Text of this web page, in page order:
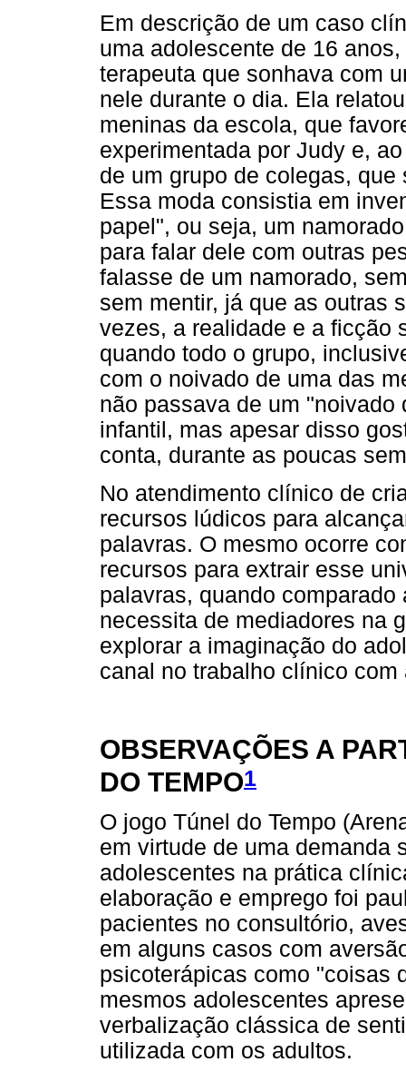
Em descrição de um caso
uma adolescente de 16
terapeuta que sonhava com
nele durante o dia. Ela
meninas da escola, que
experimentada por Judy e,
de um grupo de colegas,
Essa moda consistia em
papel", ou seja, um
para falar dele com outras
falasse de um namorado,
sem mentir, já que as outras
vezes, a realidade e a ficção
quando todo o grupo,
com o noivado de uma das
não passava de um
infantil, mas apesar disso
conta, durante as poucas
No atendimento clínico de
recursos lúdicos para
palavras. O mesmo ocorre
recursos para extrair esse
palavras, quando
necessita de mediadores na
explorar a imaginação do
canal no trabalho clínico com
OBSERVAÇÕES A
DO TEMPO1
O jogo Túnel do Tempo
em virtude de uma demanda
adolescentes na prática
elaboração e emprego foi
pacientes no consultório,
em alguns casos com
psicoterápicas como "coisas
mesmos adolescentes
verbalização clássica de
utilizada com os adultos.